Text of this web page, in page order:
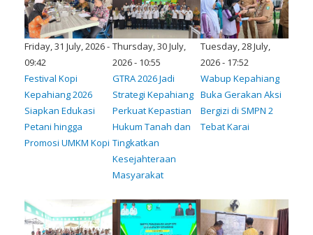
Friday, 31 July, 2026 -
09:42
Festival Kopi
Kepahiang 2026
Siapkan Edukasi
Petani hingga
Promosi UMKM Kopi
Thursday, 30 July,
2026 - 10:55
GTRA 2026 Jadi
Strategi Kepahiang
Perkuat Kepastian
Hukum Tanah dan
Tingkatkan
Kesejahteraan
Masyarakat
Tuesday, 28 July,
2026 - 17:52
Wabup Kepahiang
Buka Gerakan Aksi
Bergizi di SMPN 2
Tebat Karai